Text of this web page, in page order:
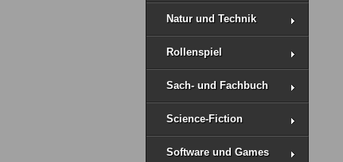
Natur und Technik
Rollenspiel
Sach- und Fachbuch
Science-Fiction
Software und Games